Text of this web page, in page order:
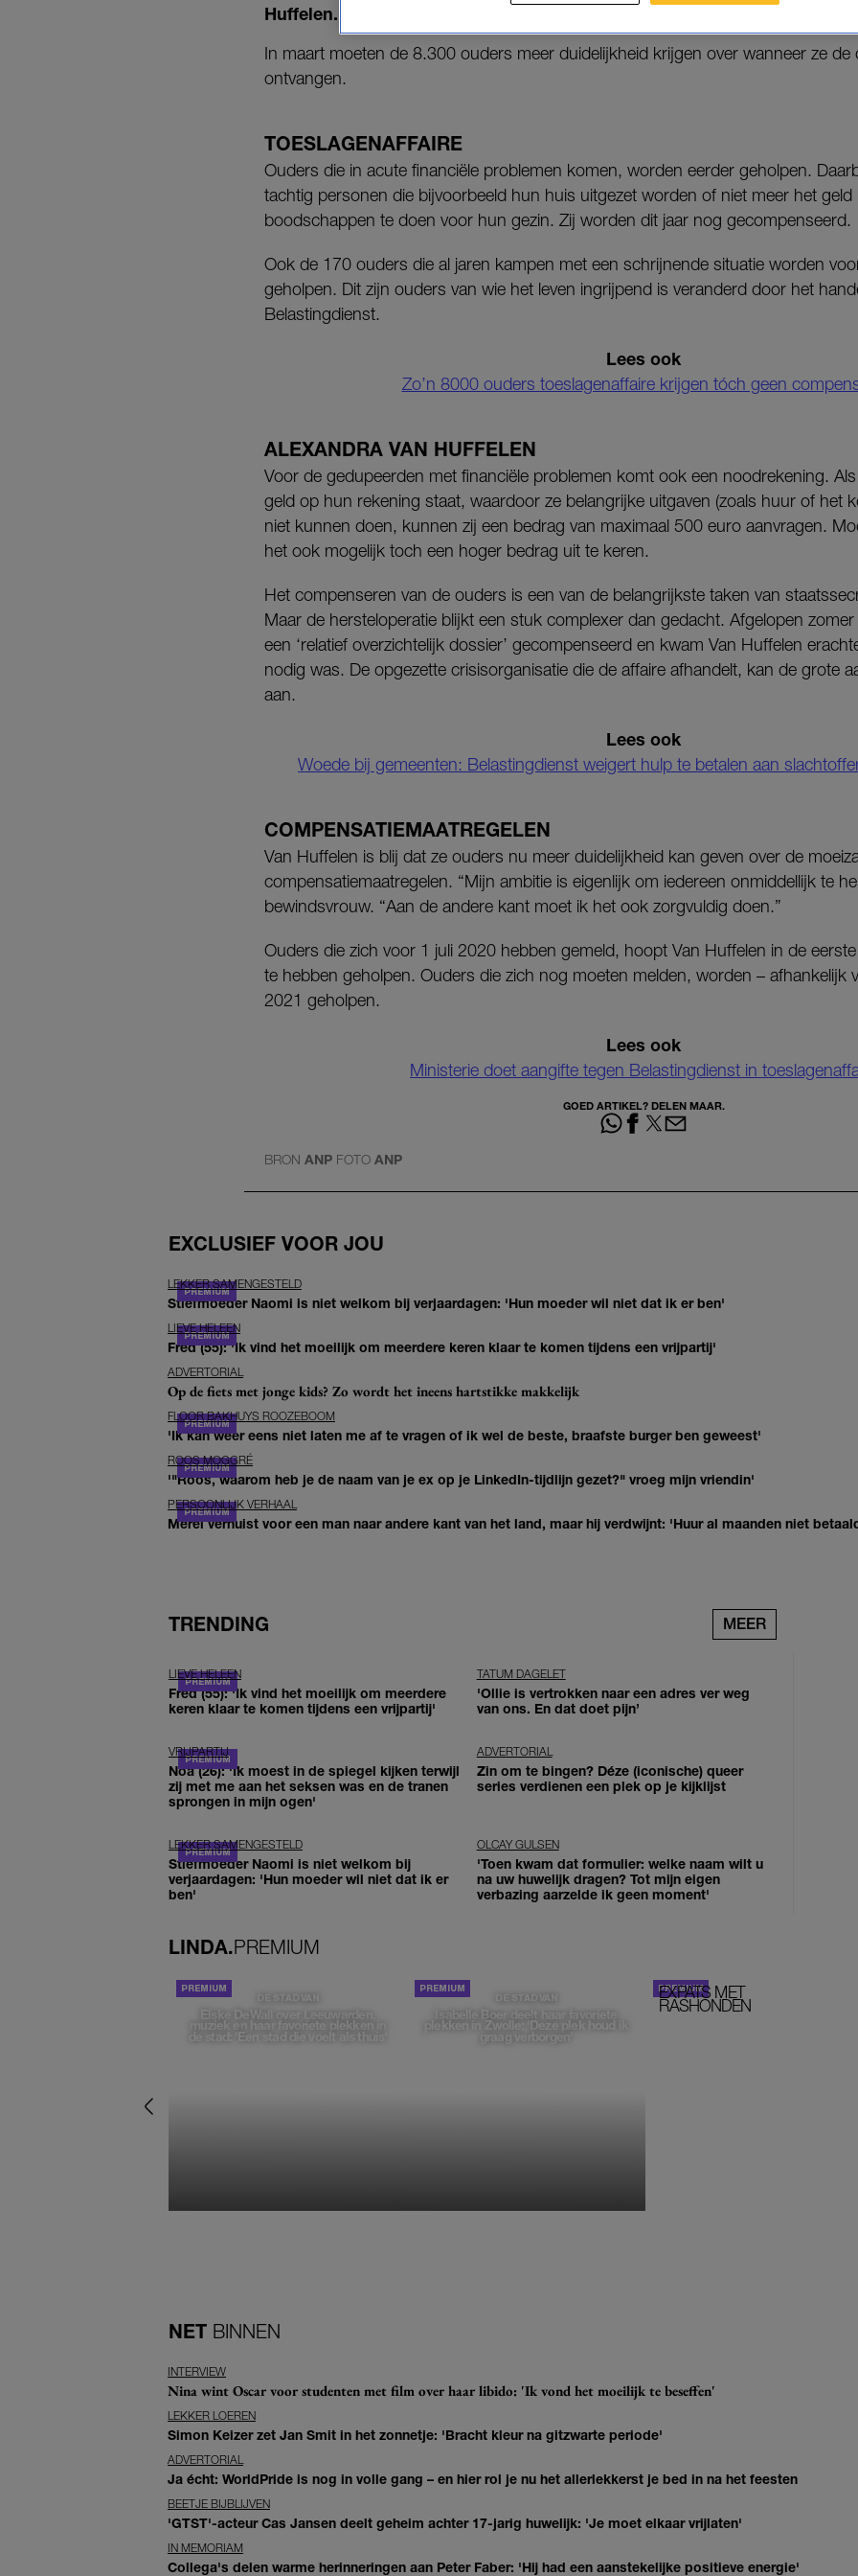
Huffelen.
In maart moeten de 8.300 ouders meer duidelijkheid krijgen over wanneer ze de
ontvangen.
TOESLAGENAFFAIRE
Ouders die in acute financiële problemen komen, worden eerder geholpen.
tachtig personen die bijvoorbeeld hun huis uitgezet worden of niet meer het
boodschappen te doen voor hun gezin. Zij worden dit jaar nog gecompenseerd.
Ook de 170 ouders die al jaren kampen met een schrijnende situatie worden
geholpen. Dit zijn ouders van wie het leven ingrijpend is veranderd door het
Belastingdienst.
Lees ook
Zo’n 8000 ouders toeslagenaffaire krijgen tóch geen
ALEXANDRA VAN HUFFELEN
Voor de gedupeerden met financiële problemen komt ook een noodrekening.
geld op hun rekening staat, waardoor ze belangrijke uitgaven (zoals huur of het
niet kunnen doen, kunnen zij een bedrag van maximaal 500 euro aanvragen.
het ook mogelijk toch een hoger bedrag uit te keren.
Het compenseren van de ouders is een van de belangrijkste taken van
Maar de hersteloperatie blijkt een stuk complexer dan gedacht. Afgelopen
een ‘relatief overzichtelijk dossier’ gecompenseerd en kwam Van Huffelen
nodig was. De opgezette crisisorganisatie die de affaire afhandelt, kan de grote
aan.
Lees ook
Woede bij gemeenten: Belastingdienst weigert hulp te betalen aan
COMPENSATIEMAATREGELEN
Van Huffelen is blij dat ze ouders nu meer duidelijkheid kan geven over de
compensatiemaatregelen. “Mijn ambitie is eigenlijk om iedereen onmiddellijk te
bewindsvrouw. “Aan de andere kant moet ik het ook zorgvuldig doen.”
Ouders die zich voor 1 juli 2020 hebben gemeld, hoopt Van Huffelen in de
te hebben geholpen. Ouders die zich nog moeten melden, worden – afhankelijk
2021 geholpen.
Lees ook
Ministerie doet aangifte tegen Belastingdienst in
GOED ARTIKEL? DELEN MAAR.
BRON ANP FOTO ANP
EXCLUSIEF VOOR JOU
LEKKER SAMENGESTELD
Stiefmoeder Naomi is niet welkom bij verjaardagen: 'Hun moeder wil niet dat ik er ben'
LIEVE HELEEN
Fred (55): 'Ik vind het moeilijk om meerdere keren klaar te komen tijdens een vrijpartij'
ADVERTORIAL
Op de fiets met jonge kids? Zo wordt het ineens hartstikke makkelijk
FLOOR BAKHUYS ROOZEBOOM
'Ik kan weer eens niet laten me af te vragen of ik wel de beste, braafste burger ben geweest'
ROOS MOGGRÉ
'"Roos, waarom heb je de naam van je ex op je LinkedIn-tijdlijn gezet?" vroeg mijn vriendin'
PERSOONLIJK VERHAAL
Merel verhuist voor een man naar andere kant van het land, maar hij verdwijnt: 'Huur al maanden niet
TRENDING MEER
LIEVE HELEEN
Fred (55): 'Ik vind het moeilijk om meerdere
keren klaar te komen tijdens een vrijpartij'
TATUM DAGELET
'Ollie is vertrokken naar een adres ver weg
van ons. En dat doet pijn’
VRIJPARTIJ
Noa (26): 'Ik moest in de spiegel kijken terwijl
zij met me aan het seksen was en de tranen
sprongen in mijn ogen'
ADVERTORIAL
Zin om te bingen? Déze (iconische) queer
series verdienen een plek op je kijklijst
LEKKER SAMENGESTELD
Stiefmoeder Naomi is niet welkom bij
verjaardagen: 'Hun moeder wil niet dat ik er
ben'
OLCAY GULSEN
'Toen kwam dat formulier: welke naam wilt u
na uw huwelijk dragen? Tot mijn eigen
verbazing aarzelde ik geen moment'
LINDA.PREMIUM
DE STAD VAN
Elske DeWall over Leeuwarden,
muziek en haar favoriete plekken in
de stad: 'Een stad die voelt als thuis'
DE STAD VAN
Isabelle Boer deelt haar favoriete
plekken in Zwolle: 'Deze plek houd ik
graag verborgen'
EXPATS MET
RASHONDEN
NET BINNEN
INTERVIEW
Nina wint Oscar voor studenten met film over haar libido: 'Ik vond het moeilijk te beseffen'
LEKKER LOEREN
Simon Keizer zet Jan Smit in het zonnetje: 'Bracht kleur na gitzwarte periode'
ADVERTORIAL
Ja écht: WorldPride is nog in volle gang – en hier rol je nu het allerlekkerst je bed in na het feesten
BEETJE BIJBLIJVEN
'GTST'-acteur Cas Jansen deelt geheim achter 17-jarig huwelijk: 'Je moet elkaar vrijlaten'
IN MEMORIAM
Collega's delen warme herinneringen aan Peter Faber: 'Hij had een aanstekelijke positieve energie'